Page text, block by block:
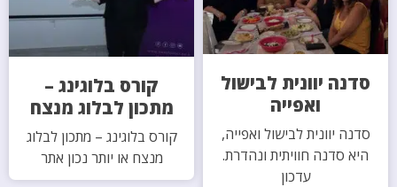
סדנה יוונית לבישול
ואפייה
סדנה יוונית לבישול ואפייה,
היא סדנה חוויתית ונהדרת.
עדכון
קורס בלוגינג –
מתכון לבלוג מנצח
קורס בלוגינג – מתכון לבלוג
מנצח או יותר נכון אתר